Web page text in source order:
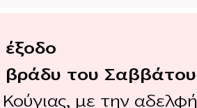
του Σαββάτου
με την αδελφή